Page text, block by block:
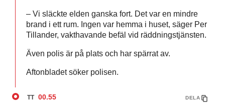
– Vi släckte elden ganska fort. Det var en mindre
brand i ett rum. Ingen var hemma i huset, säger Per
Tillander, vakthavande befäl vid räddningstjänsten.
Även polis är på plats och har spärrat av.
Aftonbladet söker polisen.
TT 00.55 DELA